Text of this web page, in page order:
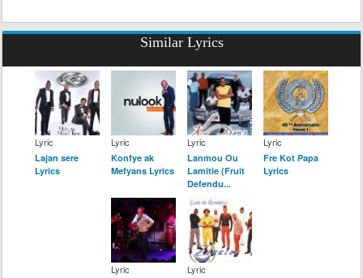
Similar Lyrics
Lyric
Lajan sere
Lyrics
Lyric
Konfye ak
Mefyans Lyrics
Lyric
Lanmou Ou
Lamitie (Fruit
Defendu...
Lyric
Fre Kot Papa
Lyrics
Lyric Lyric